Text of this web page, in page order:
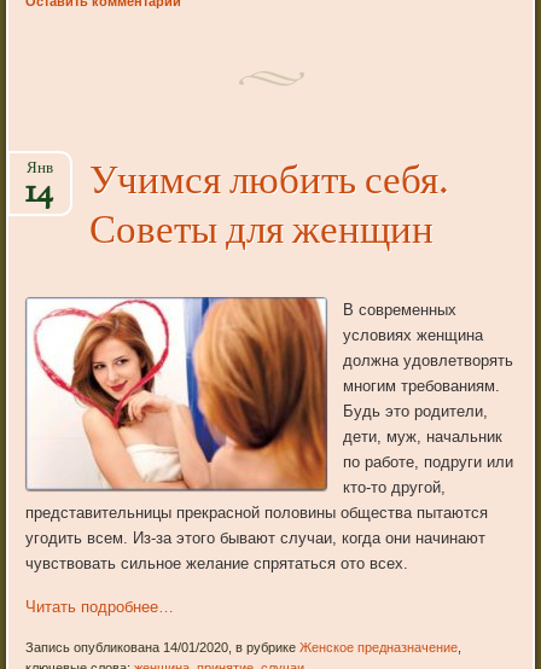
Учимся любить себя.
Советы для женщин
Янв
14
В современных
условиях женщина
должна удовлетворять
многим требованиям.
Будь это родители,
дети, муж, начальник
по работе, подруги или
кто-то другой,
представительницы прекрасной половины общества пытаются
угодить всем. Из-за этого бывают случаи, когда они начинают
чувствовать сильное желание спрятаться ото всех.
Читать подробнее…
Запись опубликована 14/01/2020, в рубрикеЖенское предназначение